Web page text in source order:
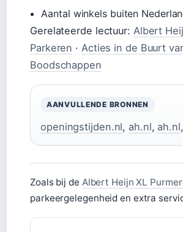
Aantal winkels buiten
Gerelateerde lectuur: Albert
Parkeren · Acties in de Buurt
Boodschappen
AANVULLENDE BRONNEN
openingstijden.nl, ah.nl, ah.nl,
Zoals bij de Albert Heijn XL
parkeergelegenheid en extra